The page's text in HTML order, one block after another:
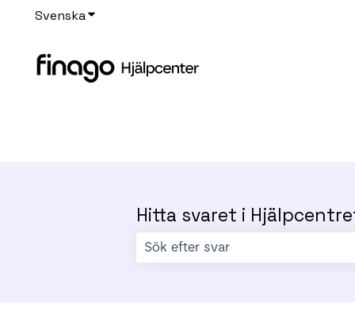
SvenskaVisa undermenyer för översättningar
Hitta svaret i